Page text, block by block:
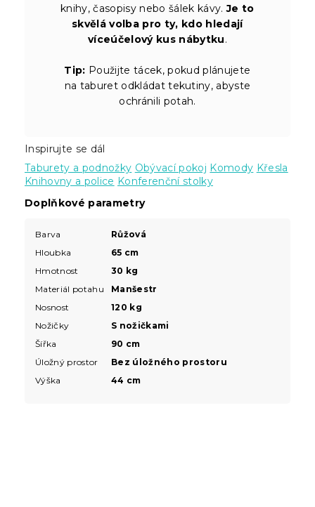
knihy, časopisy nebo šálek kávy.Je to
skvělá volba pro ty, kdo hledají
víceúčelový kus nábytku.
Tip: Použijte tácek, pokud plánujete
na taburet odkládat tekutiny, abyste
ochránili potah.
Inspirujte se dál
Taburety a podnožky Obývací pokoj Komody Křesla
Knihovny a police Konferenční stolky
Doplňkové parametry
Barva
Růžová
Hloubka
65 cm
Hmotnost
30 kg
Materiál potahu
Manšestr
Nosnost
120 kg
Nožičky
S nožičkami
Šířka
90 cm
Úložný prostor
Bez úložného prostoru
Výška
44 cm